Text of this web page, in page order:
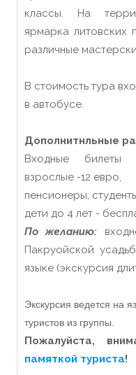
классы. На
ярмарка литовских
различные
В стоимость тура
в автобусе.
Дополнитнльные
Входные билеты
взрослые -12 евро,
пенсионеры,
дети до 4 лет -
По желанию:
Пакруойской
языке (экскурсия
Экскурсия ведется на
туристов из группы.
Пожалуйста,
памяткой туриста!